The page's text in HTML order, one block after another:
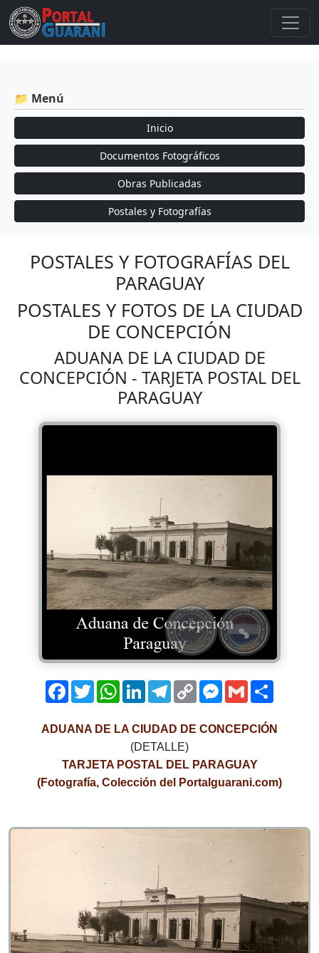
📁 Menú
Inicio
Documentos Fotográficos
Obras Publicadas
Postales y Fotografías
POSTALES Y FOTOGRAFÍAS DEL
PARAGUAY
POSTALES Y FOTOS DE LA CIUDAD
DE CONCEPCIÓN
ADUANA DE LA CIUDAD DE
CONCEPCIÓN - TARJETA POSTAL DEL
PARAGUAY
Facebook
TwitterWhatsApp
LinkedInTelegram
Copy
Link
Messenger
Gmail
ADUANA DE LA CIUDAD DE CONCEPCIÓN
(DETALLE)
TARJETA POSTAL DEL PARAGUAY
(Fotografía, Colección del Portalguarani.com)